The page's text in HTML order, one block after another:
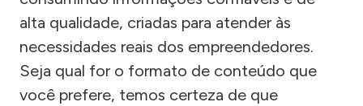
alta qualidade, criadas para atender às
necessidades reais dos empreendedores.
Seja qual for o formato de conteúdo que
você prefere, temos certeza de que